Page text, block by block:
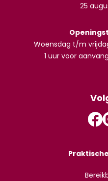
25
Woensdag t/m
1 uur voor